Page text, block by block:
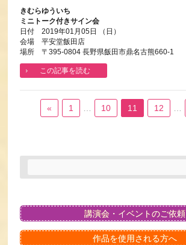
きむらゆういち
ミニトーク付きサイン会
日付 2019年01月05日 （日）
会場 平安堂飯田店
場所 〒395-0804 長野県飯田市鼎名古熊660-1
この記事を読む
« 1 … 10 11 12 …
講演会・イベントのご依頼
作品を使用される方へ